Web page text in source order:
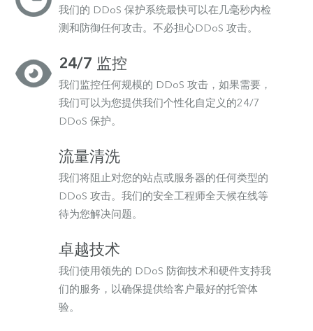
我们的 DDoS 保护系统最快可以在几毫秒内检
测和防御任何攻击。不必担心DDoS 攻击。
24/7 监控
我们监控任何规模的 DDoS 攻击，如果需要，
我们可以为您提供我们个性化自定义的24/7
DDoS 保护。
流量清洗
我们将阻止对您的站点或服务器的任何类型的
DDoS 攻击。我们的安全工程师全天候在线等
待为您解决问题。
卓越技术
我们使用领先的 DDoS 防御技术和硬件支持我
们的服务，以确保提供给客户最好的托管体
验。